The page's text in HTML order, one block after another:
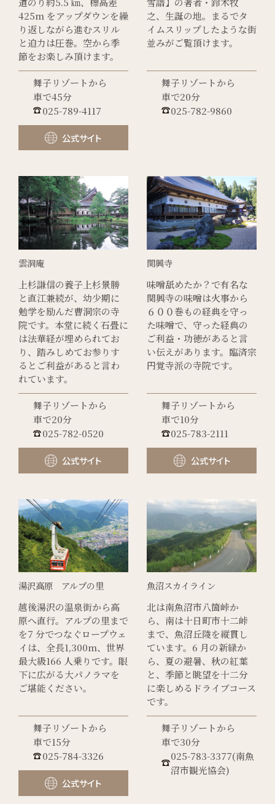
425m をアップダウンを繰
り返しながら進むスリル
と迫力は圧巻。空から季
節をお楽しみ頂けます。
舞子リゾートから
車で45分
025-789-4117
公式サイト
之、生誕の地。まるでタ
イムスリップしたような街
並みがご覧頂けます。
舞子リゾートから
車で20分
025-782-9860
雲洞庵
上杉謙信の養子上杉景勝
と直江兼続が、幼少期に
勉学を励んだ曹洞宗の寺
院です。本堂に続く石畳に
は法華経が埋められてお
り、踏みしめてお参りす
るとご利益があると言わ
れています。
舞子リゾートから
車で20分
025-782-0520
公式サイト
関興寺
味噌舐めたか？で有名な
関興寺の味噌は火事から
６００巻もの経典を守っ
た味噌で、守った経典の
ご利益・功徳があると言
い伝えがあります。臨済宗
円覚寺派の寺院です。
舞子リゾートから
車で10分
025-783-2111
公式サイト
湯沢高原 アルプの里
越後湯沢の温泉街から高
原へ直行。アルプの里まで
を7 分でつなぐロープウェ
イは、全長1,300m、世界
最大級166 人乗りです。眼
下に広がる大パノラマを
ご堪能ください。
舞子リゾートから
車で15分
025-784-3326
公式サイト
魚沼スカイライン
北は南魚沼市八箇峠か
ら、南は十日町市十二峠
まで、魚沼丘陵を縦貫し
ています。6 月の新緑か
ら、夏の避暑、秋の紅葉
と、季節と眺望を十二分
に楽しめるドライブコース
です。
舞子リゾートから
車で30分
025-783-3377(南魚
沼市観光協会)